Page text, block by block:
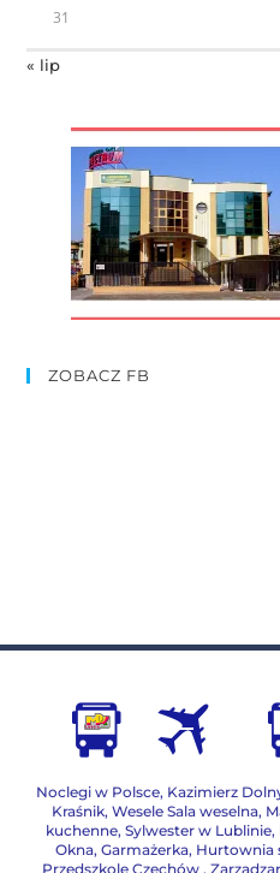
31
« lip
ZOBACZ FB
Noclegi w Polsce, Kazimierz
Kraśnik, Wesele Sala weselna,
kuchenne, Sylwester w Lublinie,
Okna, Garmażerka, Hurtownia
Przedszkole Czechów ,